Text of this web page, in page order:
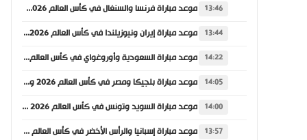
13:46 موعد مباراة فرنسا والسنغال في كأس العالم 2026 والقنوات الناقلة
13:44 موعد مباراة إيران ونيوزيلندا في كأس العالم 2026 والقنوات الناقلة
14:22 موعد مباراة السعودية وأوروغواي في كأس العالم 2026 والقنوات الناقلة
14:05 موعد مباراة بلجيكا ومصر في كأس العالم 2026 والقنوات الناقلة
14:00 موعد مباراة السويد وتونس في كأس العالم 2026 والقنوات الناقلة
13:57 موعد مباراة إسبانيا والرأس الأخضر في كأس العالم 2026 والقنوات الناقلة